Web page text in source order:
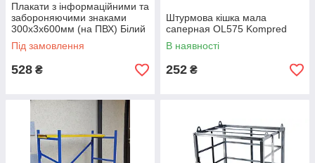
Плакати з інформаційними та
забороняючими знаками
300х3х600мм (на ПВХ) Білий
Kompred OL465
Під замовлення
528 ₴
Штурмова кішка мала
саперная OL575 Kompred
В наявності
252 ₴